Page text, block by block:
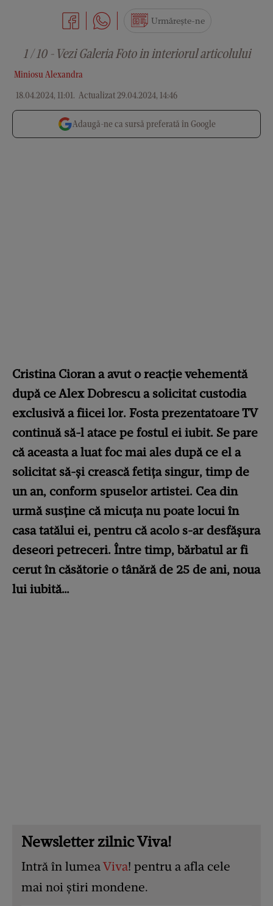
Miniosu Alexandra
18.04.2024, 11:01. Actualizat 29.04.2024, 14:46
Urmărește-ne
1 / 10 - Vezi Galeria Foto in interiorul articolului
Adaugă-ne ca sursă preferată în Google
Cristina Cioran a avut o reacție vehementă
după ce Alex Dobrescu a solicitat custodia
exclusivă a fiicei lor. Fosta prezentatoare TV
continuă să-l atace pe fostul ei iubit. Se pare
că aceasta a luat foc mai ales după ce el a
solicitat să-și crească fetița singur, timp de
un an, conform spuselor artistei. Cea din
urmă susține că micuța nu poate locui în
casa tatălui ei, pentru că acolo s-ar desfășura
deseori petreceri. Între timp, bărbatul ar fi
cerut în căsătorie o tânără de 25 de ani, noua
lui iubită…
Newsletter zilnic Viva!
Intră în lumeaViva! pentru a afla cele
mai noi știri mondene.